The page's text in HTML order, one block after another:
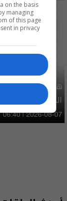
هيئة الحج تصدر
الحج
06:40 | 2026-08-07
on the basis
managing
of this page
in privacy